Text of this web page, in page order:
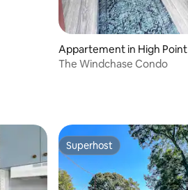
Appartement in High Point
The Windchase Condo
Superhost
Superhost